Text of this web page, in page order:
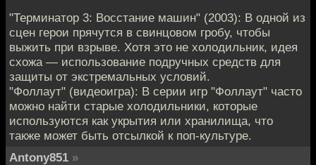
"Терминатор 3: Восстание машин" (2003): В одной из
сцен герои прячутся в свинцовом гробу, чтобы
выжить при взрыве. Хотя это не холодильник, идея
схожа — использование подручных средств для
защиты от экстремальных условий.
"Фоллаут" (видеоигра): В серии игр "Фоллаут" часто
можно найти старые холодильники, которые
используются как укрытия или хранилища, что
также может быть отсылкой к поп-культуре.
Antony851 »